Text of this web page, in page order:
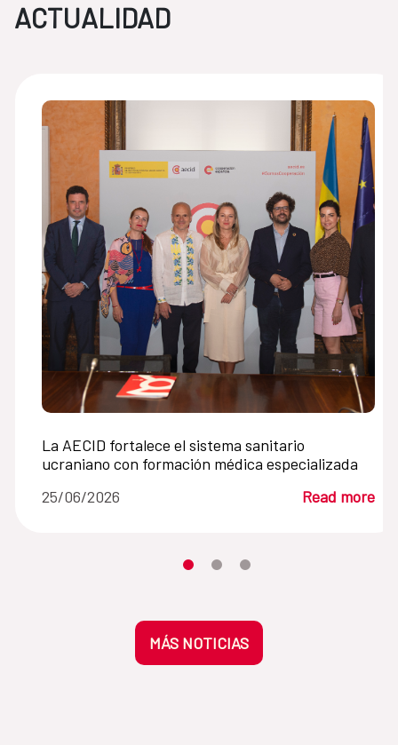
ACTUALIDAD
La AECID fortalece el sistema sanitario
ucraniano con formación médica especializada
25/06/2026
Read more
Moves the carousel to its element
Moves the carousel to its
Moves the carousel to its
MÁS NOTICIAS